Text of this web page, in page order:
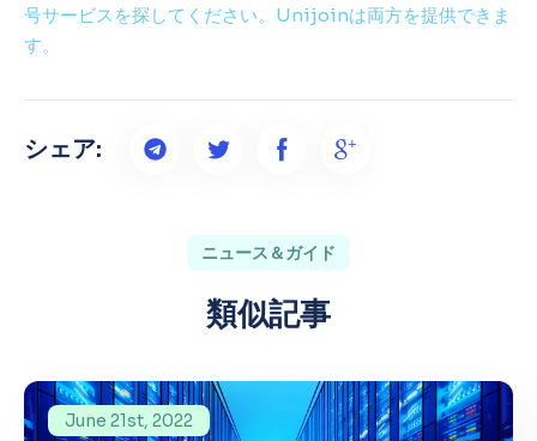
号サービスを探してください。 Unijoinは両方を提供できま
す。
シェア:
ニュース＆ガイド
類似記事
June 21st, 2022